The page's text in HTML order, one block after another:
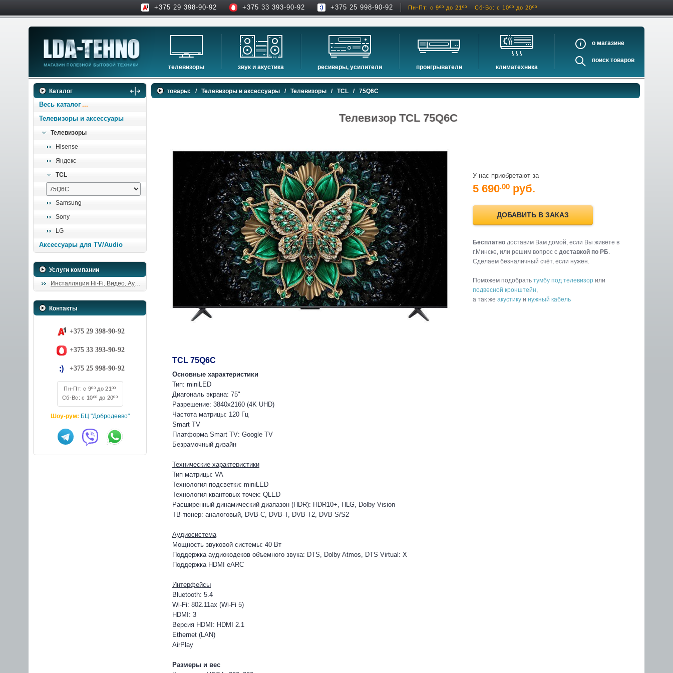
+375 29 398-90-92 +375 33 393-90-92 +375 25 998-90-92 Пн-Пт: с 9ºº до 21ºº Сб-Вс: с 10ºº до 20ºº
телевизоры
телевизоры
аксессуары для тв
звук и акустика
hi-fi акустика
музыкальные центры
комплекты акустики
стойки для акустики
звуковые проекторы
звуковые панели
шумоизоляция
ресиверы, усилители
проекторы
экраны для проекторов
усилители
преобразователи, накопители и др.
проигрыватели
сетевые проигрыватели
проигрыватели виниловых дисков
климатехника
кондиционеры
очистители и увлажнители воздуха
баки и ёмкости
автоматика и принадлежности
о
поиск
Каталог
Весь каталог
Телевизоры и аксессуары
Телевизоры
Hisense
Яндекс
TCL
Samsung
Sony
LG
Аксессуары для TV/Audio
Услуги компании
Инсталляция Hi-Fi, Видео, Аудио
Контакты
+375 29 398-90-92
+375 33 393-90-92
+375 25 998-90-92
Пн-Пт: с 9ºº до 21ºº
Сб-Вс: с 10ºº до 20ºº
Шоу-рум: БЦ "Добродеево"
товары: / Телевизоры и аксессуары / Телевизоры / TCL / 75Q6C
Телевизор TCL 75Q6C
У нас приобретают за
5 690.00 руб.
ДОБАВИТЬ В ЗАКАЗ
Бесплатнодоставим Вам домой, если Вы живёте в
г.Минске, или решим вопрос с доставкой по РБ.
Cделаем безналичный счёт, если нужен.
Поможем подобрать тумбу под телевизорили
подвесной кронштейн
а так же акустикуи нужный кабель
TCL 75Q6C
Основные характеристики
Тип: miniLED
Диагональ экрана: 75"
Разрешение: 3840x2160 (4K UHD)
Частота матрицы: 120 Гц
Smart TV
Платформа Smart TV: Google TV
Безрамочный дизайн
Технические характеристики
Тип матрицы: VA
Технология подсветки: miniLED
Технология квантовых точек: QLED
Расширенный динамический диапазон (HDR): HDR10+, HLG, Dolby Vision
ТВ-тюнер: аналоговый, DVB-C, DVB-T, DVB-T2, DVB-S/S2
Аудиосистема
Мощность звуковой системы: 40 Вт
Поддержка аудиокодеков объемного звука: DTS, Dolby Atmos, DTS Virtual: X
Поддержка HDMI eARC
Интерфейсы
Bluetooth: 5.4
Wi-Fi: 802.11ax (Wi-Fi 5)
HDMI: 3
Версия HDMI: HDMI 2.1
Ethernet (LAN)
AirPlay
Размеры и вес